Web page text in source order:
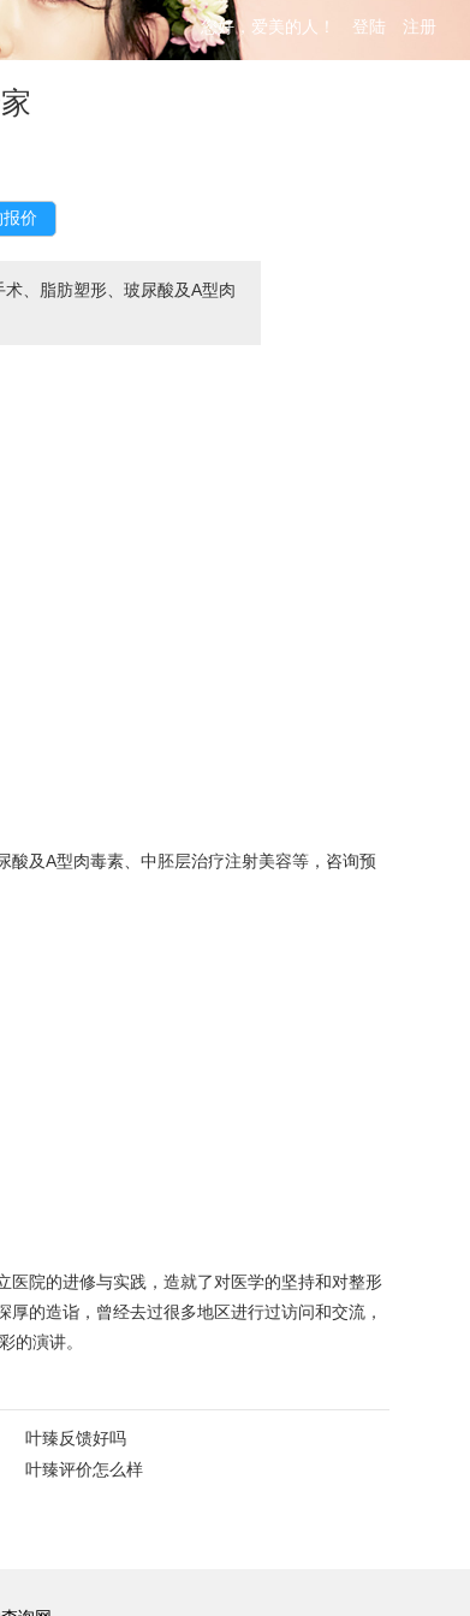
您好，爱美的人！ 登陆 注册
、脂肪塑形、玻尿酸及A型肉
及A型肉毒素、中胚层治疗注射美容等，咨询预
医院的进修与实践，造就了对医学的坚持和对整形
的造诣，曾经去过很多地区进行过访问和交流，
的演讲。
叶臻反馈好吗
叶臻评价怎么样